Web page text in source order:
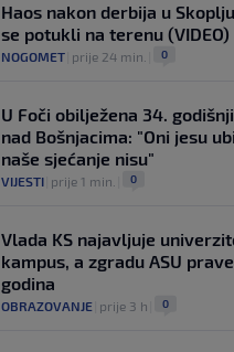
Haos nakon derbija u
se potukli na terenu (VIDEO)
NOGOMET prije 24 min. 0
U Foči obilježena 34.
nad Bošnjacima: "Oni jesu
naše sjećanje nisu"
VIJESTI prije 1 min. 0
Vlada KS najavljuje
kampus, a zgradu ASU
godina
OBRAZOVANJE prije 3 h 0